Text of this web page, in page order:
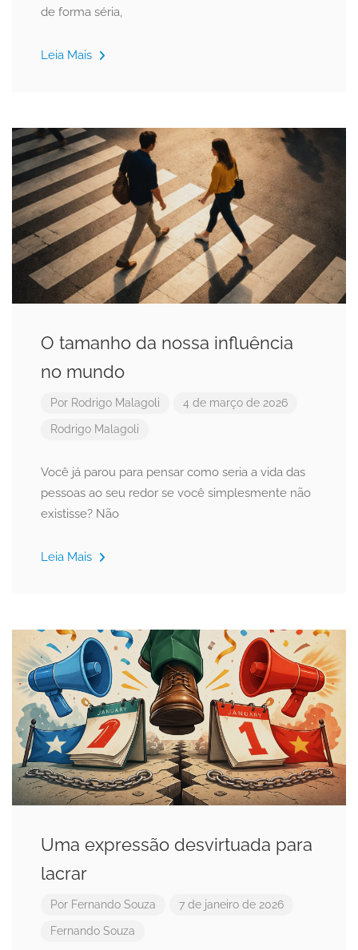
de forma séria,
Leia Mais
O tamanho da nossa influência
no mundo
Por Rodrigo Malagoli 4 de março de 2026
Rodrigo Malagoli
Você já parou para pensar como seria a vida das
pessoas ao seu redor se você simplesmente não
existisse? Não
Leia Mais
Uma expressão desvirtuada para
lacrar
Por Fernando Souza 7 de janeiro de 2026
Fernando Souza